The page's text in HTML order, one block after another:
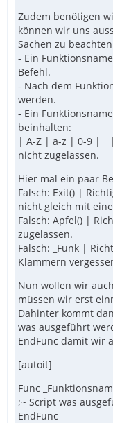
Zudem benötigen
können wir uns
Sachen zu
- Ein
Befehl.
- Nach dem
werden.
- Ein
beinhalten:
| A-Z | a-z | 0-9 | _
nicht zugelassen.
Hier mal ein paar
Falsch: Exit() |
nicht gleich mit
Falsch: Äpfel() |
zugelassen.
Falsch: _Funk |
Klammern
Nun wollen wir
müssen wir erst
Dahinter kommt
was ausgeführt
EndFunc damit wir
[autoit]
Func
;~ Script was
EndFunc